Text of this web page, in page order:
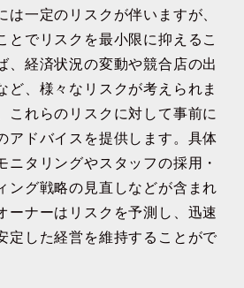
は一定のリスクが伴いますが、
とでリスクを最小限に抑えるこ
、経済状況の変動や競合店の出
ど、様々なリスクが考えられま
これらのリスクに対して事前に
アドバイスを提供します。具体
ニタリングやスタッフの採用・
ング戦略の見直しなどが含まれ
ーナーはリスクを予測し、迅速
定した経営を維持することがで